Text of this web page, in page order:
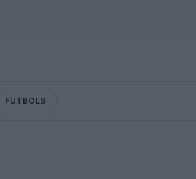
FUTBOLS